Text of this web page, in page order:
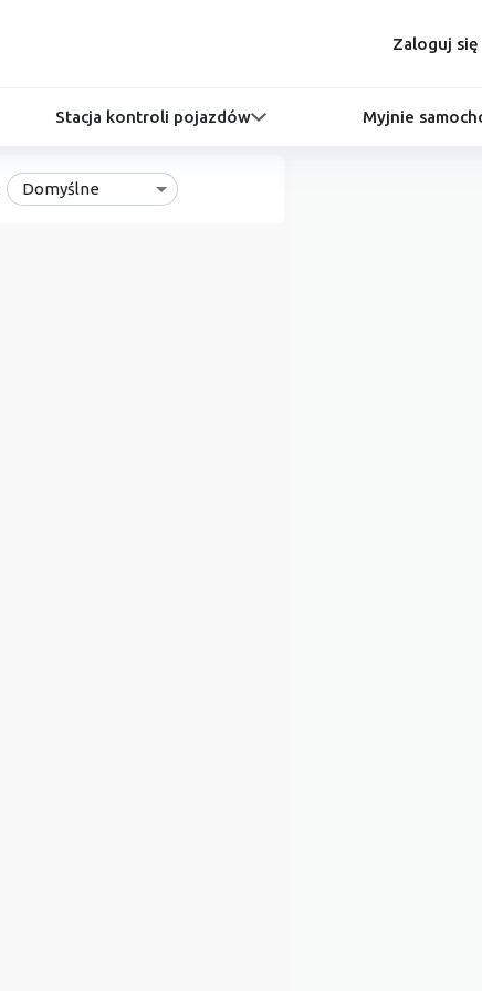
Zaloguj się
Stacja kontroli pojazdów Myjnie
Domyślne